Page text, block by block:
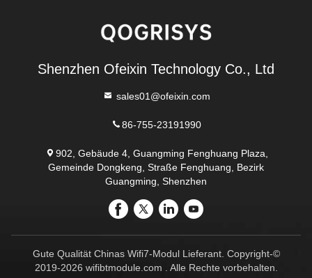
Shenzhen Ofeixin Technology Co., Ltd
sales01@ofeixin.com
86-755-23191990
902, Gebäude 4, Guangming Fenghuang Plaza,
Gemeinde Dongkeng, Straße Fenghuang, Bezirk
Guangming, Shenzhen
Gute Qualität Chinas Wifi7-Modul Lieferant. Copyright-©
2019-2026 wifibtmodule.com . Alle Rechte vorbehalten.